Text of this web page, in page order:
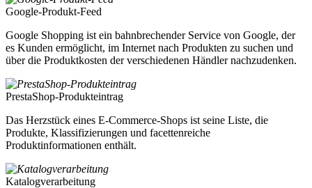
Google-Produkt-Feed
Google Shopping ist ein bahnbrechender Service von Google, der
es Kunden ermöglicht, im Internet nach Produkten zu suchen und
über die Produktkosten der verschiedenen Händler nachzudenken.
PrestaShop-Produkteintrag
Das Herzstück eines E-Commerce-Shops ist seine Liste, die
Produkte, Klassifizierungen und facettenreiche
Produktinformationen enthält.
Katalogverarbeitung